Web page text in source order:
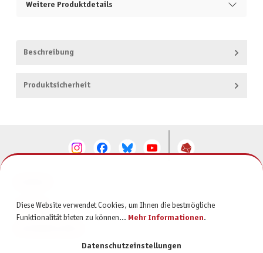
Weitere Produktdetails
Beschreibung
Produktsicherheit
SERVICE
Diese Website verwendet Cookies, um Ihnen die bestmögliche
Funktionalität bieten zu können... Mehr Informationen.
Datenschutzeinstellungen